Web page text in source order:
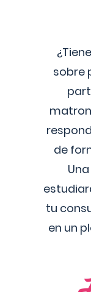
sobre
de
tu
en un